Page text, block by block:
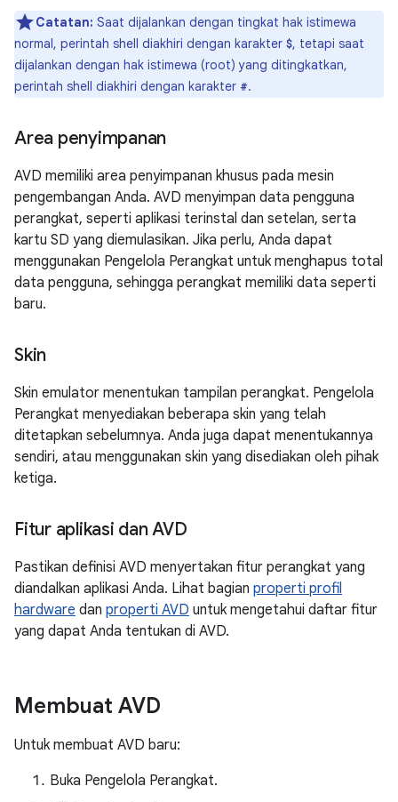
Catatan: Saat dijalankan dengan tingkat hak istimewa
normal, perintah shell diakhiri dengan karakter $, tetapi saat
dijalankan dengan hak istimewa (root) yang ditingkatkan,
perintah shell diakhiri dengan karakter #.
Area penyimpanan
AVD memiliki area penyimpanan khusus pada mesin
pengembangan Anda. AVD menyimpan data pengguna
perangkat, seperti aplikasi terinstal dan setelan, serta
kartu SD yang diemulasikan. Jika perlu, Anda dapat
menggunakan Pengelola Perangkat untuk menghapus total
data pengguna, sehingga perangkat memiliki data seperti
baru.
Skin
Skin emulator menentukan tampilan perangkat. Pengelola
Perangkat menyediakan beberapa skin yang telah
ditetapkan sebelumnya. Anda juga dapat menentukannya
sendiri, atau menggunakan skin yang disediakan oleh pihak
ketiga.
Fitur aplikasi dan AVD
Pastikan definisi AVD menyertakan fitur perangkat yang
diandalkan aplikasi Anda. Lihat bagian properti profil
hardware dan properti AVD untuk mengetahui daftar fitur
yang dapat Anda tentukan di AVD.
Membuat AVD
Untuk membuat AVD baru:
Buka Pengelola Perangkat.